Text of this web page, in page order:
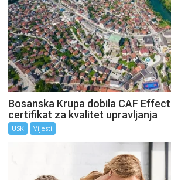
Bosanska Krupa dobila CAF
certifikat za kvalitet upravljanja
USK Vijesti